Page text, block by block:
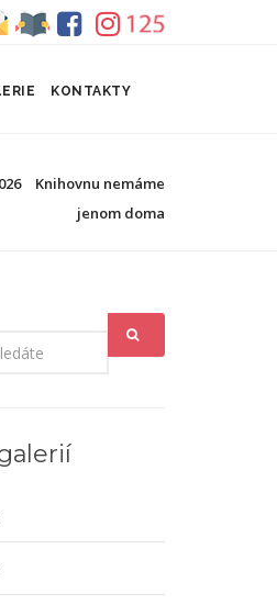
KONTAKTY
Knihovnu nemáme
jenom doma